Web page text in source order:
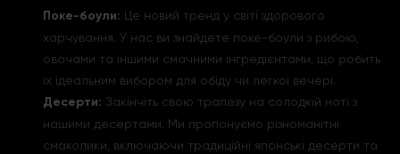
Поке-боули: Це новий тренд у світі здорового
харчування. У нас ви знайдете поке-боули з рибою,
овочами та іншими смачними інгредієнтами, що робить
їх ідеальним вибором для обіду чи легкої вечері.
Десерти: Закінчіть свою трапезу на солодкій ноті з
нашими десертами. Ми пропонуємо різноманітні
смаколики, включаючи традиційні японські десерти та